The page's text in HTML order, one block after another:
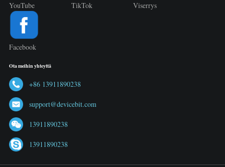
YouTube TikTok Viserrys
Facebook
Ota meihin yhteyttä
+86 13911890238
support@devicebit.com
13911890238
13911890238